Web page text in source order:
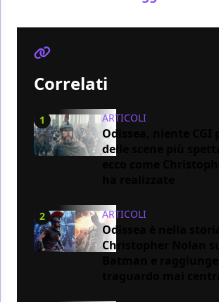
Correlati
1 ARTICOLI
Odissea, niente CGI
delle scene più
2 ARTICOLI
Odissea è nella storia:
Christopher Nolan